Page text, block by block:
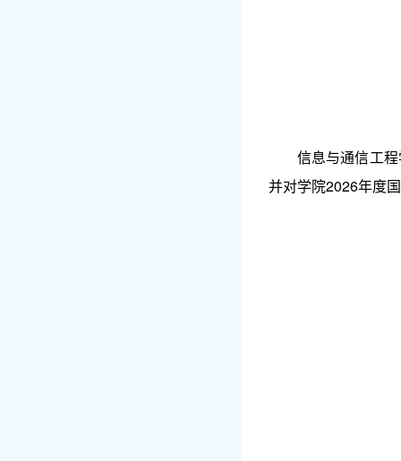
信息与通信工
并对学院2026年度